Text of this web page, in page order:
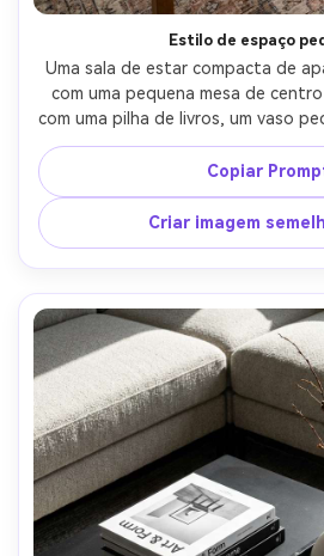
Estilo de espaço
Uma sala de estar compacta de
com uma pequena mesa de
com uma pilha de livros, um vaso
flores brancas e uma bandeja
fósforos, tudo dimensionado
espaço pequeno, luz natural
fotografado em Sony A6700,
ampla mas natural, fotorealista,
humor- -ar 4:5
Copiar
Criar imagem